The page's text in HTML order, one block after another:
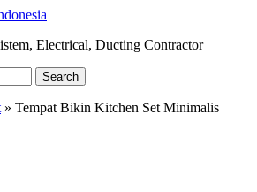
Electrical, Ducting Contractor
Search
» Tempat Bikin Kitchen Set Minimalis